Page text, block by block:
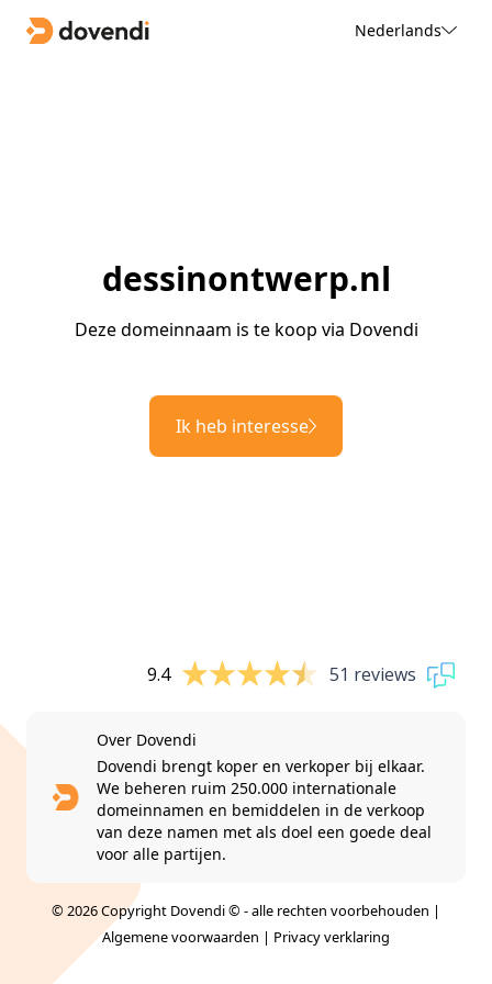
Nederlands
dessinontwerp.nl
Deze domeinnaam is te koop via Dovendi
Ik heb interesse
9.4 51 reviews
Over Dovendi
Dovendi brengt koper en verkoper bij elkaar.
We beheren ruim 250.000 internationale
domeinnamen en bemiddelen in de verkoop
van deze namen met als doel een goede deal
voor alle partijen.
© 2026 Copyright Dovendi © - alle rechten voorbehouden |
Algemene voorwaarden | Privacy verklaring